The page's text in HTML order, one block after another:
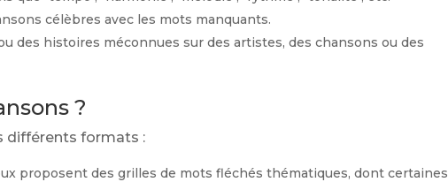
célèbres avec les mots manquants.
des histoires méconnues sur des artistes, des chansons ou des
?
différents formats :
proposent des grilles de mots fléchés thématiques, dont certaines